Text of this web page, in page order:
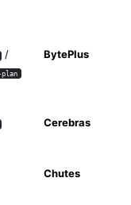
BytePlus
/
plan
Cerebras
Chutes